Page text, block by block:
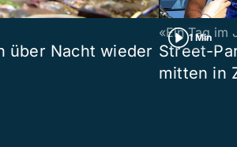
über Nacht wieder
1 Min
«Ein Tag im
Street-
mitten in